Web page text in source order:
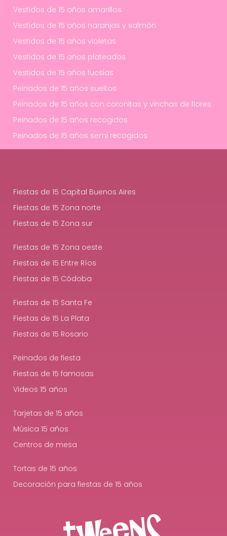
Vestidos de 15 años amarillos
Vestidos de 15 años naranjas y salmón
Vestidos de 15 años violetas
Vestidos de 15 años plateados
Vestidos de 15 años fucsias
Peinados de 15 años sueltos
Peinados de 15 años con coronitas y vinchas de flores
Peinados de 15 años recogidos
Peinados de 15 años semi recogidos
Fiestas de 15 Capital Buenos Aires
Fiestas de 15 Zona norte
Fiestas de 15 Zona sur
Fiestas de 15 Zona oeste
Fiestas de 15 Entre Ríos
Fiestas de 15 Códoba
Fiestas de 15 Santa Fe
Fiestas de 15 La Plata
Fiestas de 15 Rosario
Peinados de fiesta
Fiestas de 15 famosas
Videos 15 años
Tarjetas de 15 años
Música 15 años
Centros de mesa
Tortas de 15 años
Decoración para fiestas de 15 años